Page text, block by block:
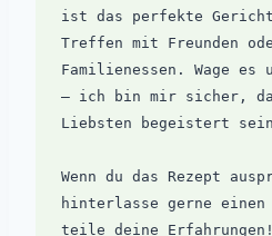
ist das perfekte
Treffen mit Freunden
Familienessen. Wage es
– ich bin mir sicher,
Liebsten begeistert
Wenn du das Rezept
hinterlasse gerne einen
teile deine